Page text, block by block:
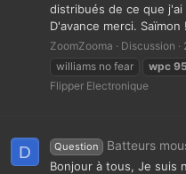
distribués de ce que
D'avance merci. Saïmon
ZoomZooma Discussion
williams no fear
wpc 95
Flipper Electronique
D Question Batteurs
Bonjour à tous, Je suis